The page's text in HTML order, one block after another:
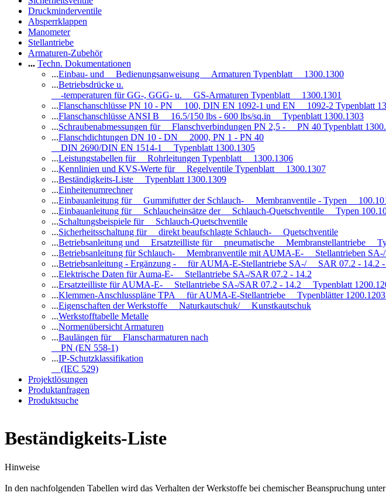
Druckminderventile
Absperrklappen
Manometer
Stellantriebe
Armaturen-Zubehör
... Techn. Dokumentationen
...Einbau- und Bedienungsanweisung Armaturen Typenblatt 1300.1300
...Betriebsdrücke u.
-temperaturen für GG-, GGG- u. GS-Armaturen Typenblatt 1300.1301
...Flanschanschlüsse PN 10 - PN 100, DIN EN 1092-1 und EN 1092-2 Typenblatt
...Flanschanschlüsse ANSI B 16.5/150 lbs - 600 lbs/sq.in Typenblatt 1300.1303
...Schraubenabmessungen für Flanschverbindungen PN 2,5 - PN 40 Typenblatt
...Flanschdichtungen DN 10 - DN 2000, PN 1 - PN 40
DIN 2690/DIN EN 1514-1 Typenblatt 1300.1305
...Leistungstabellen für Rohrleitungen Typenblatt 1300.1306
...Kennlinien und KVS-Werte für Regelventile Typenblatt 1300.1307
...Beständigkeits-Liste Typenblatt 1300.1309
...Einheitenumrechner
...Einbauanleitung für Gummifutter der Schlauch- Membranventile - Typen
...Einbauanleitung für Schlaucheinsätze der Schlauch-Quetschventile Typen
...Schaltungsbeispiele für Schlauch-Quetschventile
...Sicherheitsschaltung für direkt beaufschlagte Schlauch- Quetschventile
...Betriebsanleitung und Ersatzteilliste für pneumatische Membranstellantriebe
...Betriebsanleitung für Schlauch- Membranventile mit AUMA-E- Stellantrieben
...Betriebsanleitung - Ergänzung - für AUMA-E-Stellantriebe SA-/ SAR 07.2 - 14.2
...Elektrische Daten für Auma-E- Stellantriebe SA-/SAR 07.2 - 14.2
...Ersatzteilliste für AUMA-E- Stellantriebe SA-/SAR 07.2 - 14.2 Typenblatt
...Klemmen-Anschlusspläne TPA für AUMA-E-Stellantriebe Typenblätter
...Eigenschaften der Werkstoffe Naturkautschuk/ Kunstkautschuk
...Werkstofftabelle Metalle
...Normenübersicht Armaturen
...Baulängen für Flanscharmaturen nach
PN (EN 558-1)
...IP-Schutzklassifikation
(IEC 529)
Projektlösungen
Produktanfragen
Produktsuche
Beständigkeits-Liste
Hinweise
In den nachfolgenden Tabellen wird das Verhalten der Werkstoffe bei chemischer Beanspruchung